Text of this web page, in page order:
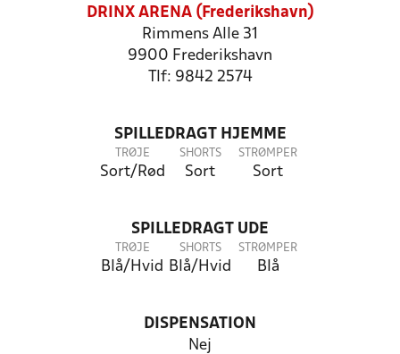
DRINX ARENA (Frederikshavn)
Rimmens Alle 31
9900 Frederikshavn
Tlf: 9842 2574
SPILLEDRAGT HJEMME
TRØJE
Sort/Rød
SHORTS
Sort
STRØMPER
Sort
SPILLEDRAGT UDE
TRØJE
Blå/Hvid
SHORTS
Blå/Hvid
STRØMPER
Blå
DISPENSATION
Nej